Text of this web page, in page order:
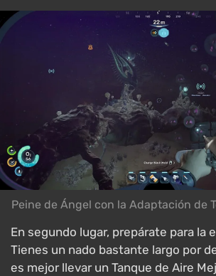
Peine de Ángel con la Adaptación de
En segundo lugar, prepárate para la
Tienes un nado bastante largo por
es mejor llevar un Tanque de Aire